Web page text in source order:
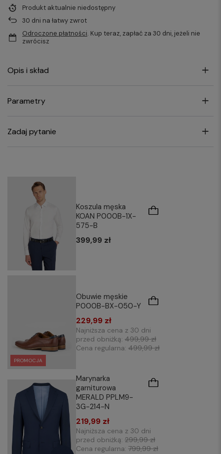
Produkt aktualnie niedostępny
30 dni na łatwy zwrot
Odroczone płatności. Kup teraz, zapłać za 30 dni, jeżeli nie
zwrócisz
Opis i skład
Parametry
Zadaj pytanie
Koszula męska
KOAN P000B-1X-
575-B
399,99 zł
PROMOCJA
Obuwie męskie
P000B-BX-050-Y
229,99 zł
Najniższa cena z 30 dni
przed obniżką: 499,99 zł
Cena regularna: 499,99 zł
Marynarka
garniturowa
MERALD PPLM9-
3G-214-N
219,99 zł
Najniższa cena z 30 dni
przed obniżką: 299,99 zł
Cena regularna: 799,99 zł